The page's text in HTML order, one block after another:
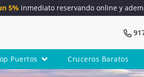
5% inmediato reservando online y
Puertos Cruceros Baratos